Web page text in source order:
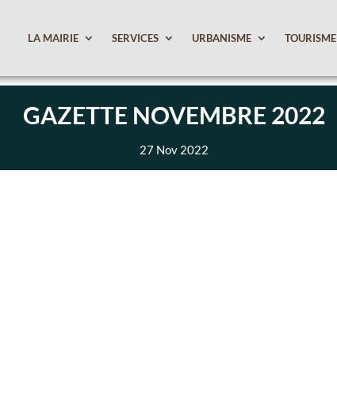
LA MAIRIE SERVICES URBANISME TOURISME
GAZETTE NOVEMBRE 2022
27 Nov 2022